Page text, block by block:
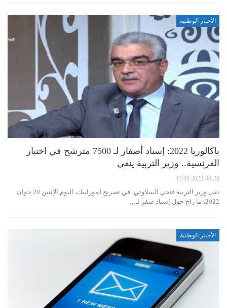
الأخبار الوطنية
باكالوريا 2022: إسناد أصفار لـ 7500 مترشح في اختبار
الفرنسية.. وزير التربية ينفي
2022-06-20 15:46
نفى وزير التربية فتحي السلاوتي، في تصريح لموزاييك، اليوم الإثنين 20 جوان
2022، ما راج حول إسناد صفر لـ…
الأخبار الوطنية